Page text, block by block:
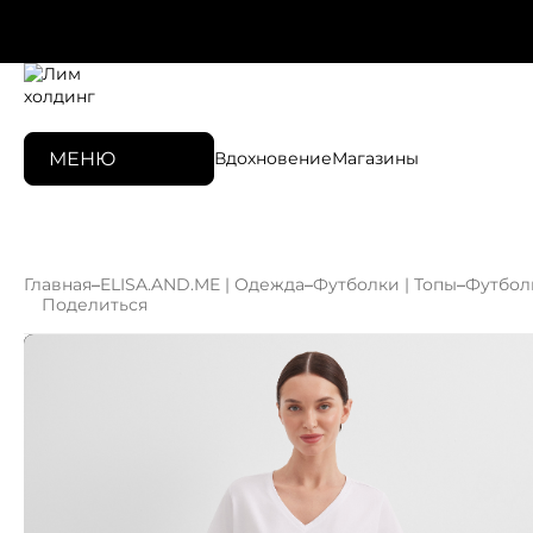
МЕНЮ ВдохновениеМагазины
Главная–ELISA.AND.ME | Одежда–Футболки | Топы–
Поделиться